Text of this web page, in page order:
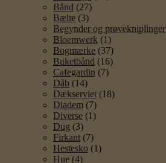
Bånd (27)
Bælte (3)
Begynder og prøvekniplinger
Bloemwerk (1)
Bogmærke (37)
Buketbånd (16)
Cafegardin (7)
Dåb (14)
Dækserviet (18)
Diadem (7)
Diverse (1)
Dug (3)
Firkant (7)
Hestesko (1)
Hue (4)